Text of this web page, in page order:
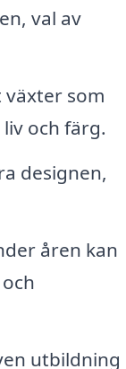
val av
som
och färg.
designen,
åren kan
utbildning